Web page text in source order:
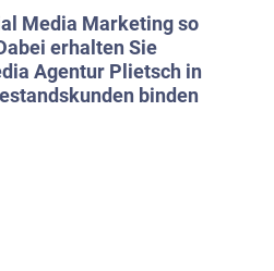
Media Marketing so
erhalten Sie
Agentur Plietsch in
binden